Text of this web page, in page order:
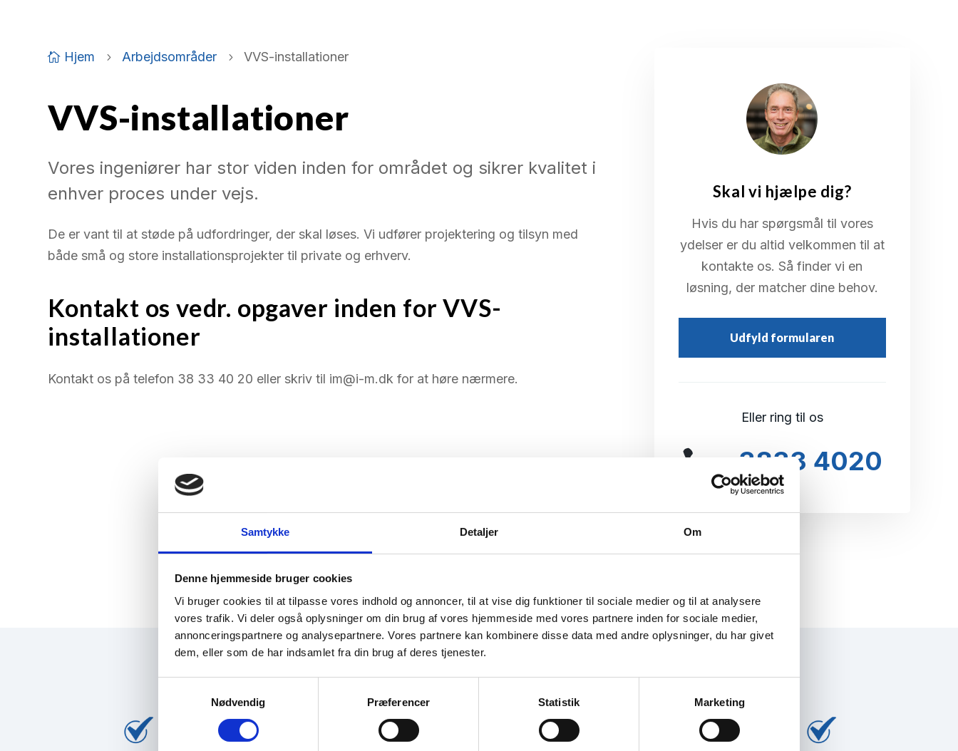
Samtykke Detaljer Om
Denne hjemmeside bruger cookies
Vi bruger cookies til at tilpasse vores indhold og annoncer, til at vise dig funktioner til sociale medier og til at analysere
vores trafik. Vi deler også oplysninger om din brug af vores hjemmeside med vores partnere inden for sociale medier,
annonceringspartnere og analysepartnere. Vores partnere kan kombinere disse data med andre oplysninger, du har givet
dem, eller som de har indsamlet fra din brug af deres tjenester.
Nødvendig Præferencer Statistik Marketing
 Hjem 5 Arbejdsområder 5 VVS-installationer
VVS-installationer
Vores ingeniører har stor viden inden for området og sikrer kvalitet i
enhver proces under vejs.
De er vant til at støde på udfordringer, der skal løses. Vi udfører projektering og tilsyn med
både små og store installationsprojekter til private og erhverv.
Kontakt os vedr. opgaver inden for VVS-
installationer
Kontakt os på telefon 38 33 40 20 eller skriv til im@i-m.dk for at høre nærmere.
Skal vi hjælpe dig?
Hvis du har spørgsmål til vores
ydelser er du altid velkommen til at
kontakte os. Så finder vi en
løsning, der matcher dine behov.
Udfyld formularen
Eller ring til os
3833 4020